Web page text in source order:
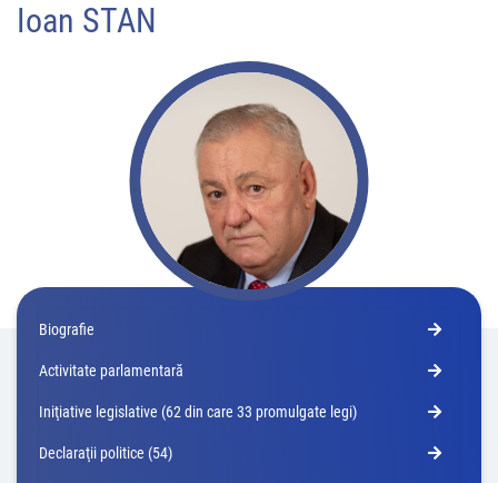
Ioan STAN
Biografie
Activitate parlamentară
Iniţiative legislative (62 din care 33 promulgate legi)
Declaraţii politice (54)